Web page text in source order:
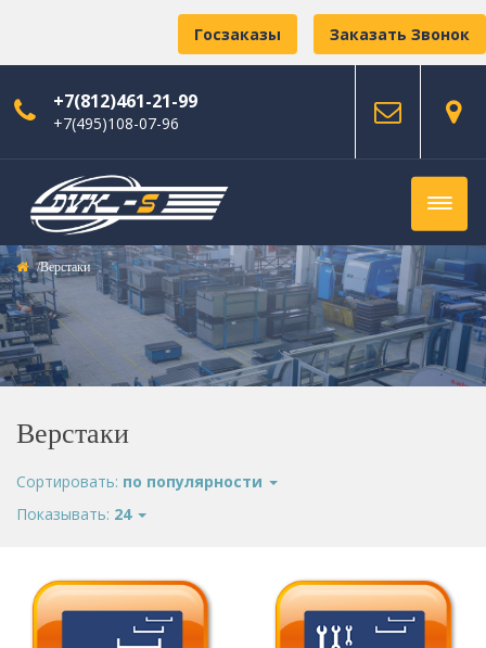
Заказать Звонок
Госзаказы
+7(812)461-21-99
+7(495)108-07-96
Верстаки
Верстаки
Сортировать: по популярности
Показывать: 24